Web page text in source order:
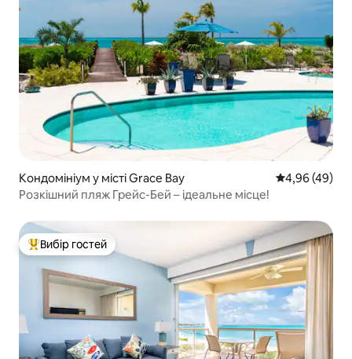
Кондомініум у місті Grace Bay Середня
4,96 (49)
Розкішний пляж Грейс-Бей – ідеальне місце!
Топ вибір гостей
Вибір гостей